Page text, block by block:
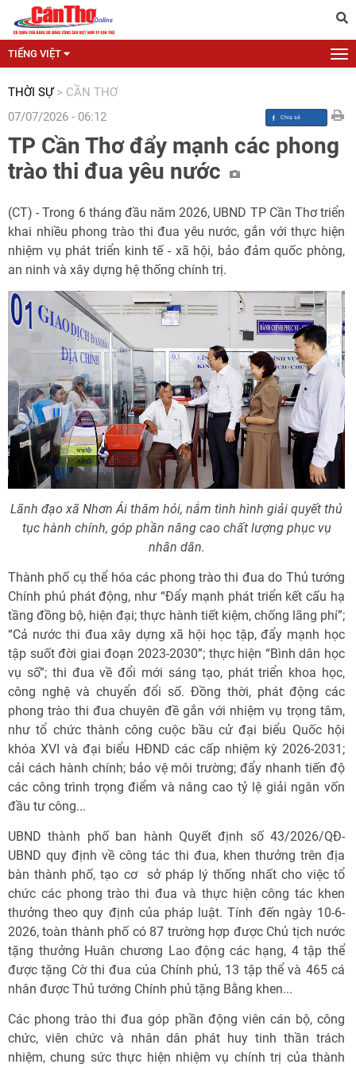
TIẾNG VIỆT
THỜI SỰ > CẦN THƠ
07/07/2026 - 06:12
TP Cần Thơ đẩy mạnh các phong
trào thi đua yêu nước
(CT) - Trong 6 tháng đầu năm 2026, UBND TP Cần Thơ triển
khai nhiều phong trào thi đua yêu nước, gắn với thực hiện
nhiệm vụ phát triển kinh tế - xã hội, bảo đảm quốc phòng,
an ninh và xây dựng hệ thống chính trị.
Lãnh đạo xã Nhơn Ái thăm hỏi, nắm tình hình giải quyết thủ
tục hành chính, góp phần nâng cao chất lượng phục vụ
nhân dân.
Thành phố cụ thể hóa các phong trào thi đua do Thủ tướng
Chính phủ phát động, như “Đẩy mạnh phát triển kết cấu hạ
tầng đồng bộ, hiện đại; thực hành tiết kiệm, chống lãng phí”;
“Cả nước thi đua xây dựng xã hội học tập, đẩy mạnh học
tập suốt đời giai đoạn 2023-2030”; thực hiện “Bình dân học
vụ số”; thi đua về đổi mới sáng tạo, phát triển khoa học,
công nghệ và chuyển đổi số. Đồng thời, phát động các
phong trào thi đua chuyên đề gắn với nhiệm vụ trọng tâm,
như tổ chức thành công cuộc bầu cử đại biểu Quốc hội
khóa XVI và đại biểu HĐND các cấp nhiệm kỳ 2026-2031;
cải cách hành chính; bảo vệ môi trường; đẩy nhanh tiến độ
các công trình trọng điểm và nâng cao tỷ lệ giải ngân vốn
đầu tư công...
UBND thành phố ban hành Quyết định số 43/2026/QĐ-
UBND quy định về công tác thi đua, khen thưởng trên địa
bàn thành phố, tạo cơ sở pháp lý thống nhất cho việc tổ
chức các phong trào thi đua và thực hiện công tác khen
thưởng theo quy định của pháp luật. Tính đến ngày 10-6-
2026, toàn thành phố có 87 trường hợp được Chủ tịch nước
tặng thưởng Huân chương Lao động các hạng, 4 tập thể
được tặng Cờ thi đua của Chính phủ, 13 tập thể và 465 cá
nhân được Thủ tướng Chính phủ tặng Bằng khen...
Các phong trào thi đua góp phần động viên cán bộ, công
chức, viên chức và nhân dân phát huy tinh thần trách
nhiệm, chung sức thực hiện nhiệm vụ chính trị của thành